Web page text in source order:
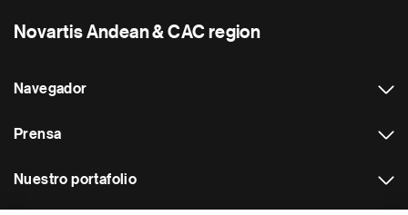
Novartis Andean & CAC region
Navegador
Prensa
Nuestro portafolio